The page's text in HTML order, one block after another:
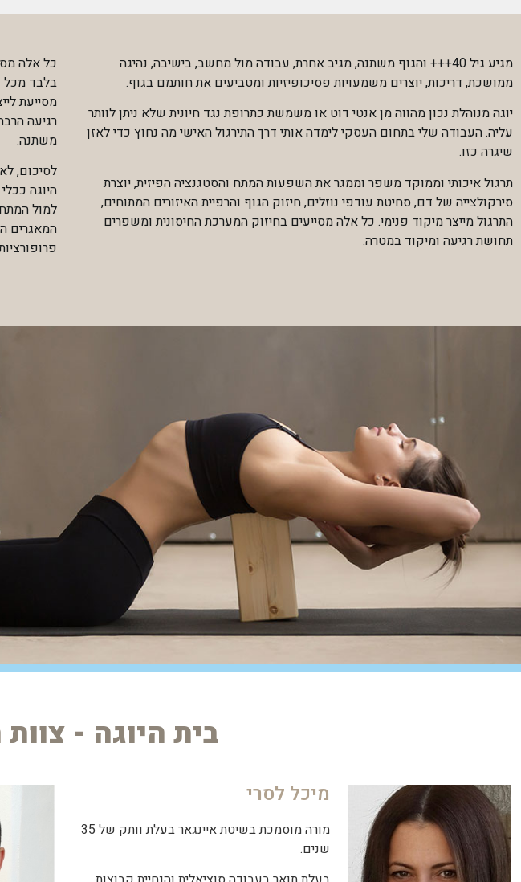
מגיע גיל 40+++ והגוף משתנה, מגיב אחרת, עבודה מול מחשב, בישיבה, נהיגה
ממושכת, דריכות, יוצרים משמעויות פסיכופיזיות ומטביעים את חותמם בגוף.
יוגה מנוהלת נכון מהווה מן אנטי דוט או משמשת כתרופת נגד חיונית שלא ניתן לוותר
עליה. העבודה שלי בתחום העסקי לימדה אותי דרך התירגול האישי מה נחוץ כדי לאזן
שיגרה כזו.
תרגול איכותי וממוקד משפר וממגר את השפעות המתח והסטגנציה הפיזית, יוצרת
סירקולצייה של דם, סחיטת עודפי נוזלים, חיזוק הגוף והרפיית האיזורים המתוחים,
התרגול מייצר מיקוד פנימי. כל אלה מסייעים בחיזוק המערכת החיסונית ומשפרים
תחושת רגיעה ומיקוד במטרה.
בלבד מכל
מסייעת
רגיעה
משתנה.
לסיכום,
היוגה
למול
המאגרים
בית היוגה -
מיכל לסרי
מורה מוסמכת בשיטת איינגאר בעלת וותק של 35
שנים.